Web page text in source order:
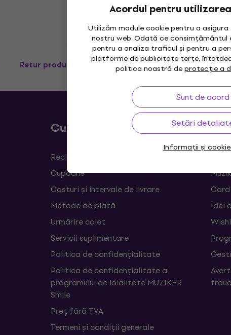
Acordul pentru
Utilizăm module cookie pentru a
nostru web. Odată ce
pentru a analiza traficul și pentru a
platforme de publicitate terțe,
politica noastră deprotecție a
Sunt de acord
Setări
Informații și
Retur produse în maxim 30 zile Garanția
Cumpărare
Reclamații și retrageri din contract
Cupoane
Costuri și intervale de livrare
Metode de plată
Urmărire colet
Servicii suplimentare
Politica de confidențialitate
Politica de confidențialitate a
programului de loialitate MUZIKER
Smile
Preț fără TVA
Termeni și condiții generale
Idei